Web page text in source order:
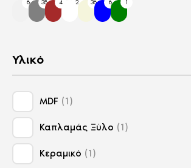
Μονά Κρεβάτια Με Αποθηκευτικό
Πολυθρόνες
Σαλόνι 55
Στρώμα 47
6 35 4 2 36 6 1
Υλικό
MDF 1
Καπλαμάς Ξύλο 1
Κεραμικό 1